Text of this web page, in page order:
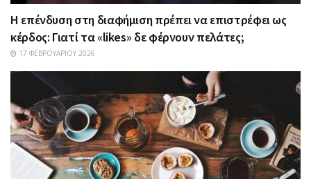
Η επένδυση στη διαφήμιση πρέπει να επιστρέφει ως
κέρδος: Γιατί τα «likes» δε φέρνουν πελάτες;
17 ΦΕΒΡΟΥΑΡΊΟΥ 2026